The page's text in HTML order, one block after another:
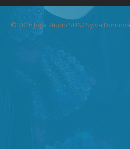
© 2026 Jóga studio SUN/ Sylva Dornová